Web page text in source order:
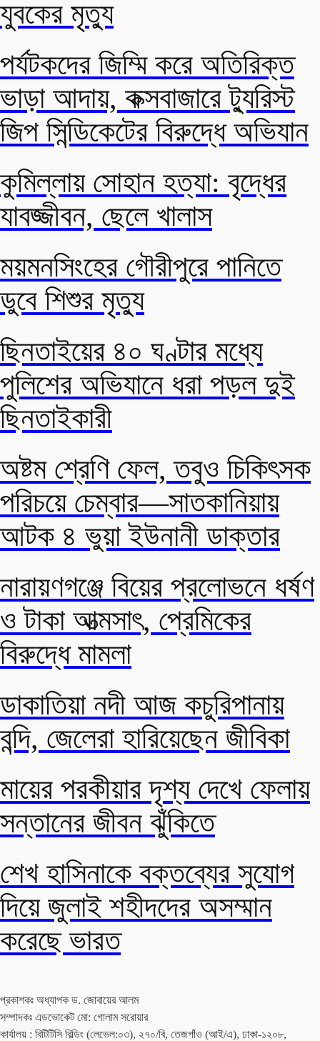
যুবকের মৃত্যু
পর্যটকদের জিম্মি করে অতিরিক্ত
ভাড়া আদায়, কক্সবাজারে ট্যুরিস্ট
জিপ সিন্ডিকেটের বিরুদ্ধে অভিযান
কুমিল্লায় সোহান হত্যা: বৃদ্ধের
যাবজ্জীবন, ছেলে খালাস
ময়মনসিংহের গৌরীপুরে পানিতে
ডুবে শিশুর মৃত্যু
ছিনতাইয়ের ৪০ ঘণ্টার মধ্যে
পুলিশের অভিযানে ধরা পড়ল দুই
ছিনতাইকারী
অষ্টম শ্রেণি ফেল, তবুও চিকিৎসক
পরিচয়ে চেম্বার—সাতকানিয়ায়
আটক ৪ ভুয়া ইউনানী ডাক্তার
নারায়ণগঞ্জে বিয়ের প্রলোভনে ধর্ষণ
ও টাকা আত্মসাৎ, প্রেমিকের
বিরুদ্ধে মামলা
ডাকাতিয়া নদী আজ কচুরিপানায়
বন্দি, জেলেরা হারিয়েছেন জীবিকা
মায়ের পরকীয়ার দৃশ্য দেখে ফেলায়
সন্তানের জীবন ঝুঁকিতে
শেখ হাসিনাকে বক্তব্যের সুযোগ
দিয়ে জুলাই শহীদদের অসম্মান
করেছে ভারত
প্রকাশকঃ অধ্যাপক ড. জোবায়ের আলম
সম্পাদকঃ এডভোকেট মো: গোলাম সরোয়ার
কার্যালয় : বিটিটিসি বিল্ডিং (লেভেল:০৩), ২৭০/বি, তেজগাঁও (আই/এ), ঢাকা-১২০৮,